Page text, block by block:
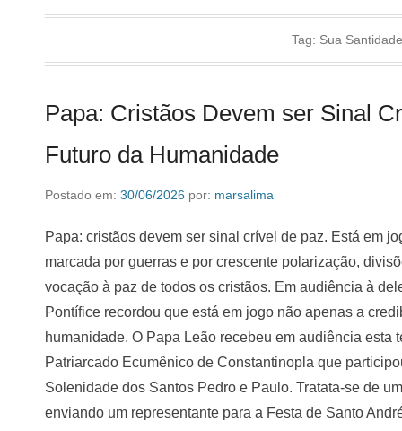
Tag: Sua
Papa: Cristãos Devem ser Sinal
Futuro da Humanidade
Postado em: 30/06/2026 por: marsalima
Papa: cristãos devem ser sinal crível de paz. Está em
marcada por guerras e por crescente polarização,
vocação à paz de todos os cristãos. Em audiência à
Pontífice recordou que está em jogo não apenas a
humanidade. O Papa Leão recebeu em audiência esta
Patriarcado Ecumênico de Constantinopla que
Solenidade dos Santos Pedro e Paulo. Tratata-se de
enviando um representante para a Festa de Santo